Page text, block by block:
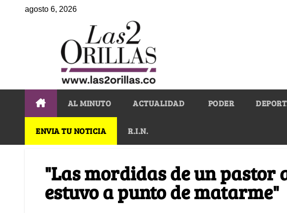
agosto 6, 2026
AL MINUTO ACTUALIDAD PODER
ENVIA TU NOTICIA R.I.N.
"Las mordidas de un pastor
estuvo a punto de matarme"